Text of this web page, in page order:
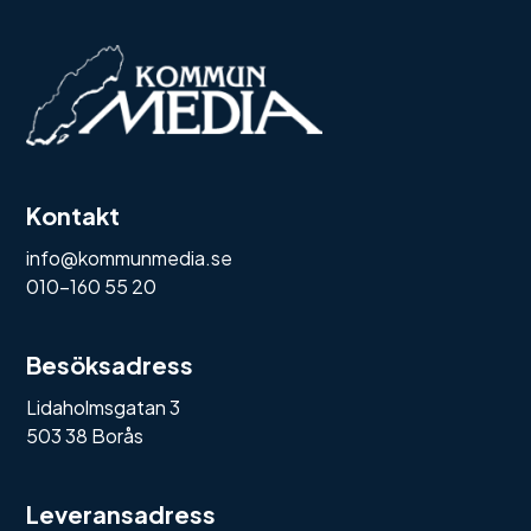
Kontakt
info@kommunmedia.se
010-160 55 20
Besöksadress
Lidaholmsgatan 3
503 38 Borås
Leveransadress